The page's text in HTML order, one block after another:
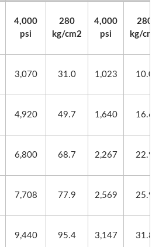
4,000
psi
280
kg/cm2
4,000
psi
280
kg/cm2
3,070 31.0 1,023 10.0
4,920 49.7 1,640 16.6
6,800 68.7 2,267 22.9
7,708 77.9 2,569 25.9
9,440 95.4 3,147 31.8